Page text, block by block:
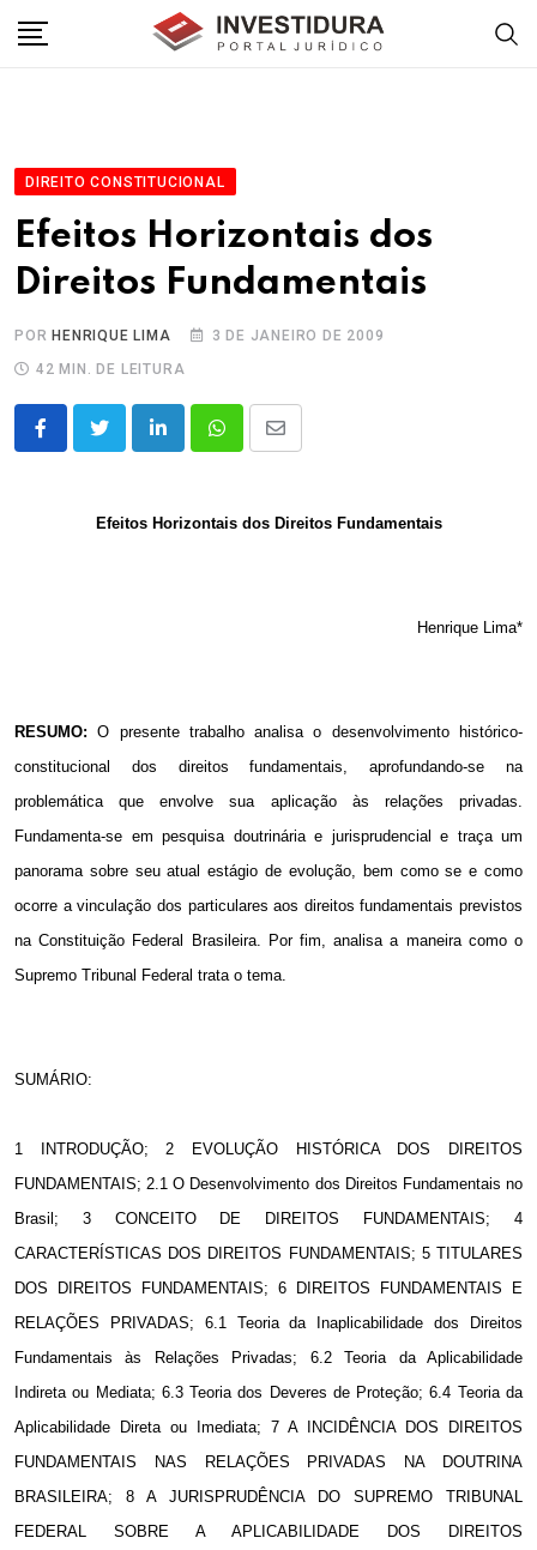
DIREITO CONSTITUCIONAL
Efeitos Horizontais dos
Direitos Fundamentais
POR HENRIQUE LIMA
3 DE JANEIRO DE 2009
42 MIN. DE LEITURA
LinkedInWhatsappShare
Efeitos Horizontais dos Direitos Fundamentais
Henrique Lima*
RESUMO:O presente trabalho analisa o desenvolvimento histórico-
constitucional dos direitos fundamentais, aprofundando-se na
problemática que envolve sua aplicação às relações privadas.
Fundamenta-se em pesquisa doutrinária e jurisprudencial e traça um
panorama sobre seu atual estágio de evolução, bem como se e como
ocorre a vinculação dos particulares aos direitos fundamentais previstos
na Constituição Federal Brasileira. Por fim, analisa a maneira como o
Supremo Tribunal Federal trata o tema.
SUMÁRIO:
1 INTRODUÇÃO; 2 EVOLUÇÃO HISTÓRICA DOS DIREITOS
FUNDAMENTAIS; 2.1 O Desenvolvimento dos Direitos Fundamentais no
Brasil; 3 CONCEITO DE DIREITOS FUNDAMENTAIS; 4
CARACTERÍSTICAS DOS DIREITOS FUNDAMENTAIS; 5 TITULARES
DOS DIREITOS FUNDAMENTAIS; 6 DIREITOS FUNDAMENTAIS E
RELAÇÕES PRIVADAS; 6.1 Teoria da Inaplicabilidade dos Direitos
Fundamentais às Relações Privadas; 6.2 Teoria da Aplicabilidade
Indireta ou Mediata; 6.3 Teoria dos Deveres de Proteção; 6.4 Teoria da
Aplicabilidade Direta ou Imediata; 7 AINCIDÊNCIA DOS DIREITOS
FUNDAMENTAIS NAS RELAÇÕES PRIVADAS NA DOUTRINA
BRASILEIRA; 8 AJURISPRUDÊNCIA DO SUPREMO TRIBUNAL
FEDERAL SOBRE A APLICABILIDADE DOS DIREITOS